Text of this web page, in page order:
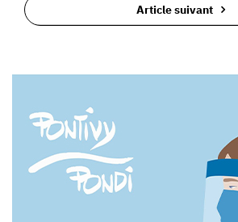
Article suivant